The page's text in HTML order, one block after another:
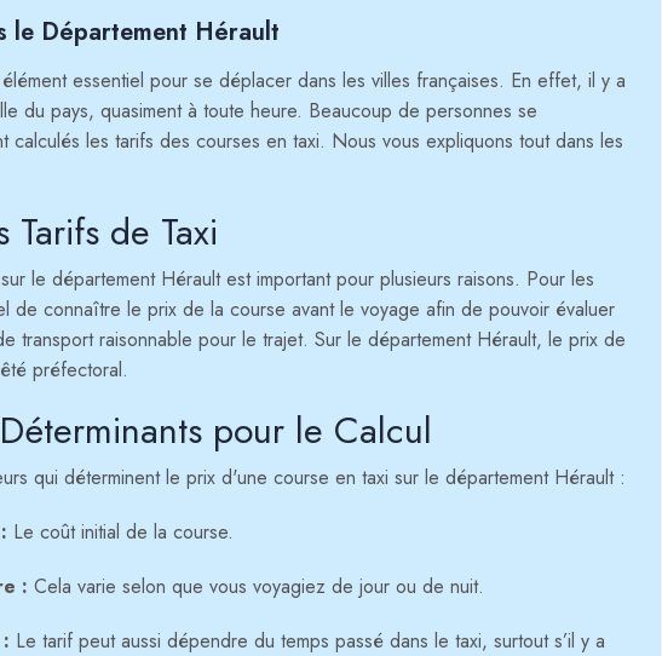
le Département Hérault
essentiel pour se déplacer dans les villes françaises. En effet, il y a
du pays, quasiment à toute heure. Beaucoup de personnes se
calculés les tarifs des courses en taxi. Nous vous expliquons tout dans les
de Taxi
le département Hérault est important pour plusieurs raisons. Pour les
de connaître le prix de la course avant le voyage afin de pouvoir évaluer
transport raisonnable pour le trajet. Sur le département Hérault, le prix de
préfectoral.
pour le Calcul
qui déterminent le prix d'une course en taxi sur le département Hérault :
Le coût initial de la course.
: Cela varie selon que vous voyagiez de jour ou de nuit.
Le tarif peut aussi dépendre du temps passé dans le taxi, surtout s’il y a